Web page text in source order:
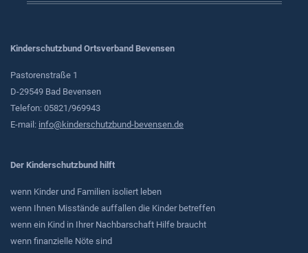
Kinderschutzbund Ortsverband Bevensen
Pastorenstraße 1
D-29549 Bad Bevensen
Telefon: 05821/969943
E-mail: info@kinderschutzbund-bevensen.de
Der Kinderschutzbund hilft
wenn Kinder und Familien isoliert leben
wenn Ihnen Misstände auffallen die Kinder betreffen
wenn ein Kind in Ihrer Nachbarschaft Hilfe braucht
wenn finanzielle Nöte sind